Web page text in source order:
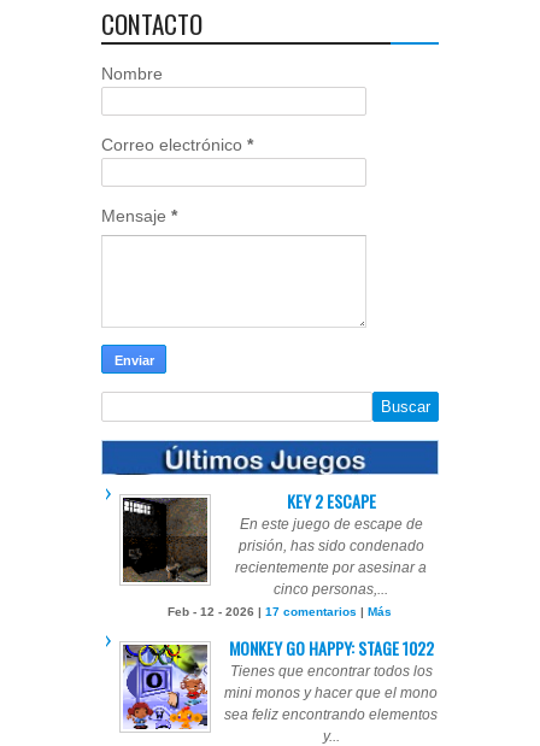
CONTACTO
Nombre
Correo electrónico *
Mensaje *
KEY 2 ESCAPE
En este juego de escape de
prisión, has sido condenado
recientemente por asesinar a
cinco personas,...
Feb - 12 - 2026 | 17 comentarios | Más
MONKEY GO HAPPY: STAGE 1022
Tienes que encontrar todos los
mini monos y hacer que el mono
sea feliz encontrando elementos
y...